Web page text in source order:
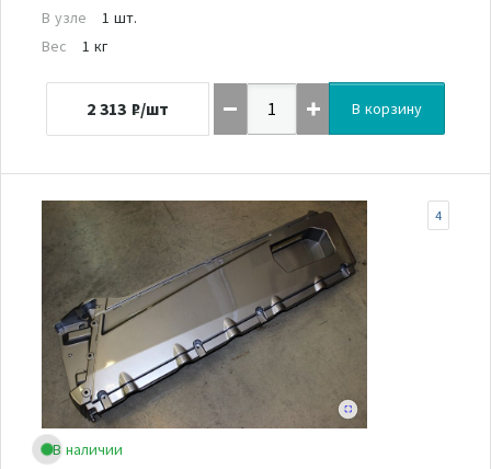
В узле
1 шт.
Вес
1 кг
2 313 ₽/шт В корзину
В наличии
4